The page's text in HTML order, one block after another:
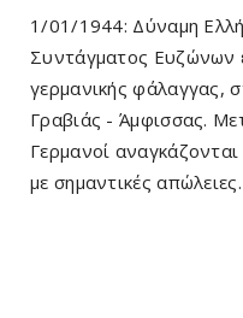
1/01/1944: Δύναμη
Συντάγματος Ευζώνων
γερμανικής φάλαγγας,
Γραβιάς - Άμφισσας.
Γερμανοί
με σημαντικές απώλειες.